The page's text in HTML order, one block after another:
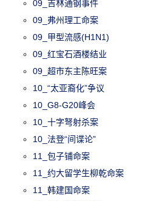
09_吉林通钢事件
09_弗州理工命案
09_甲型流感(H1N1)
09_红宝石酒楼结业
09_超市东主陈旺案
10_“太亚裔化”争议
10_G8-G20峰会
10_十字弩射杀案
10_法登“间谍论”
11_包子铺命案
11_约大留学生柳乾命案
11_韩建国命案